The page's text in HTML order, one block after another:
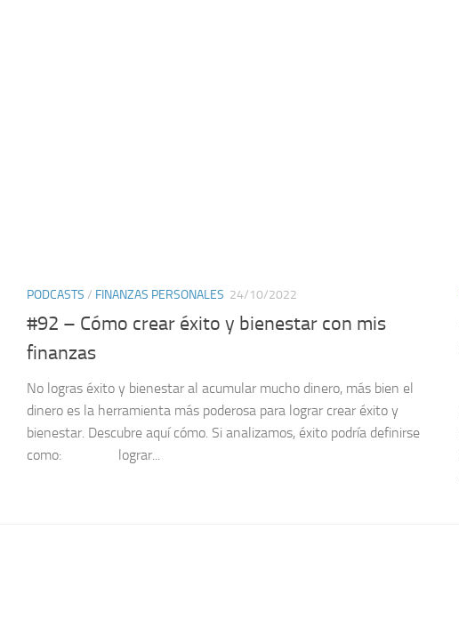
PODCASTS / FINANZAS PERSONALES 24/10/2022
#92 – Cómo crear éxito y bienestar con mis
finanzas
No logras éxito y bienestar al acumular mucho dinero, más bien el
dinero es la herramienta más poderosa para lograr crear éxito y
bienestar. Descubre aquí cómo. Si analizamos, éxito podría definirse
como: lograr...